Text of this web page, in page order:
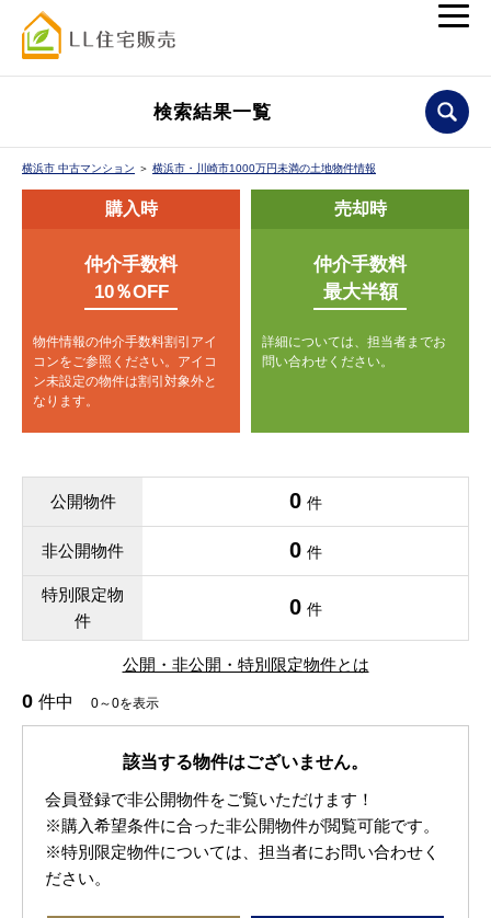
検索結果一覧
横浜市 中古マンション ＞ 横浜市・川崎市1000万円未満の土地物件情報
購入時
仲介手数料
10％OFF
物件情報の仲介手数料割引アイ
コンをご参照ください。 アイコ
ン未設定の物件は割引対象外と
なります。
売却時
仲介手数料
最大半額
詳細については、担当者までお
問い合わせください。
公開物件 0 件
非公開物件 0 件
特別限定物
件
0 件
公開・非公開・特別限定物件とは
0 件中 0～0を表示
該当する物件はございません。
会員登録で非公開物件をご覧いただけます！
※購入希望条件に合った非公開物件が閲覧可能です。
※特別限定物件については、担当者にお問い合わせく
ださい。